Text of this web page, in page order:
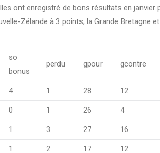
ont enregistré de bons résultats en janvier
Zélande à 3 points, la Grande Bretagne
so
bonus
perdu gpour gcontre
4 1 28 12
0 1 26 4
1 3 27 16
1 2 17 12